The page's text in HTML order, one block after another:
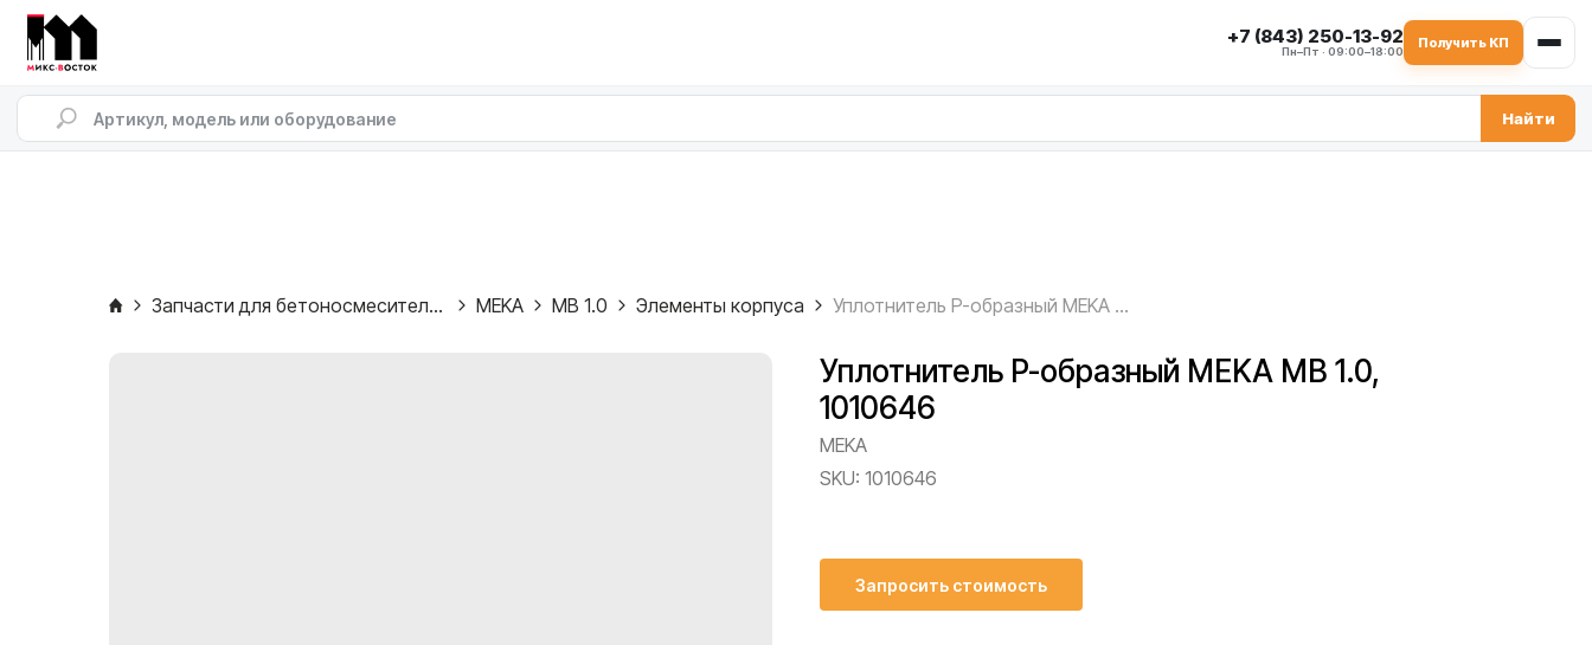
+7 (843) 250-13-92
Пн–Пт · 09:00–18:00
Получить КП
Найти
Запчасти для бетоносмесителей MEKA MB 1.0 Элементы корпуса Уплотнитель P-образный MEKA MB 1.0, 1010646
Уплотнитель P-образный MEKA MB 1.0,
1010646
MEKA
SKU: 1010646
Запросить стоимость